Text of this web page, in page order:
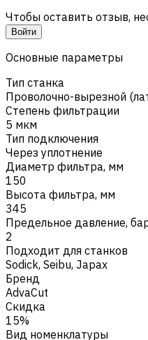
Чтобы оставить отзыв,
Войти
Основные параметры
Тип станка
Проволочно-вырезной
Степень фильтрации
5 мкм
Тип подключения
Через уплотнение
Диаметр фильтра, мм
150
Высота фильтра, мм
345
Предельное давление,
2
Подходит для станков
Sodick, Seibu, Japax
Бренд
AdvaCut
Скидка
15%
Вид номенклатуры